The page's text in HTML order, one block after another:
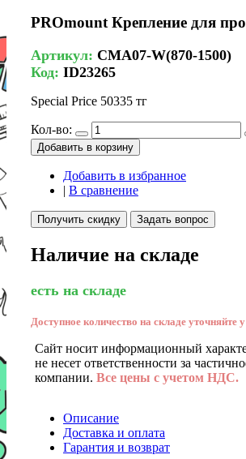
PROmount Крепление для
Артикул: CMA07-W(870-1500)
Код: ID23265
Special Price 50335 тг
Кол-во:
Добавить в корзину
Добавить в избранное
| В сравнение
Получить скидку Задать вопрос
Наличие на складе
есть на складе
Доступное количество на складе уточняйте
Сайт носит информационный
не несет ответственности за
компании. Все цены с учетом НДС.
Описание
Доставка и оплата
Гарантия и возврат